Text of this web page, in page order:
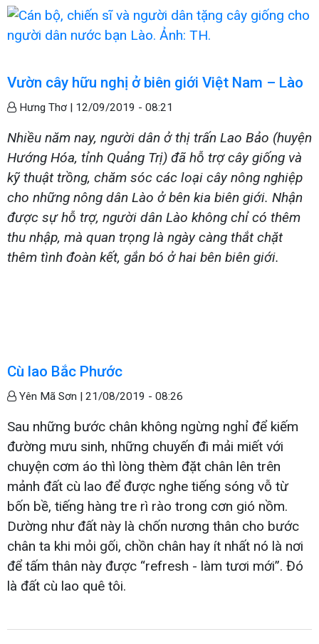
Vườn cây hữu nghị ở biên giới Việt Nam – Lào
Hưng Thơ | 12/09/2019 - 08:21
Nhiều năm nay, người dân ở thị trấn Lao Bảo (huyện
Hướng Hóa, tỉnh Quảng Trị) đã hỗ trợ cây giống và
kỹ thuật trồng, chăm sóc các loại cây nông nghiệp
cho những nông dân Lào ở bên kia biên giới. Nhận
được sự hỗ trợ, người dân Lào không chỉ có thêm
thu nhập, mà quan trọng là ngày càng thắt chặt
thêm tình đoàn kết, gắn bó ở hai bên biên giới.
Cù lao Bắc Phước
Yên Mã Sơn | 21/08/2019 - 08:26
Sau những bước chân không ngừng nghỉ để kiếm
đường mưu sinh, những chuyến đi mải miết với
chuyện cơm áo thì lòng thèm đặt chân lên trên
mảnh đất cù lao để được nghe tiếng sóng vỗ từ
bốn bề, tiếng hàng tre rì rào trong cơn gió nồm.
Dường như đất này là chốn nương thân cho bước
chân ta khi mỏi gối, chồn chân hay ít nhất nó là nơi
để tấm thân này được “refresh - làm tươi mới”. Đó
là đất cù lao quê tôi.